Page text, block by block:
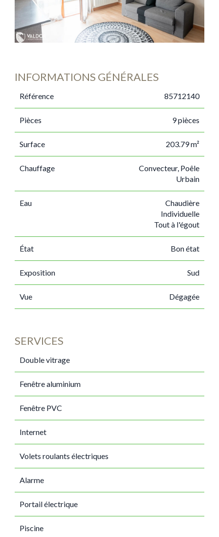
INFORMATIONS GÉNÉRALES
Référence 85712140
Pièces 9 pièces
Surface 203.79 m²
Chauffage
Convecteur, Poêle
Urbain
Eau
Chaudière
Individuelle
Tout à l'égout
État Bon état
Exposition Sud
Vue Dégagée
SERVICES
Double vitrage
Fenêtre aluminium
Fenêtre PVC
Internet
Volets roulants électriques
Alarme
Portail électrique
Piscine